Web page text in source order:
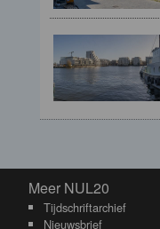
Meer NUL20
Meer NUL20
Tijdschriftarchief
Nieuwsbrief